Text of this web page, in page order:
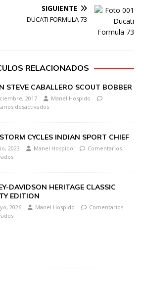
SIGUIENTE
DUCATI FORMULA 73
RELACIONADOS
STEVE CABALLERO SCOUT BOBBER
2017
Manel Hospido
desactivados
CYCLES INDIAN SPORT CHIEF
2023 Manel Hospido
Comentarios
DAVIDSON HERITAGE CLASSIC
EDITION
2026 Manel Hospido
Comentarios